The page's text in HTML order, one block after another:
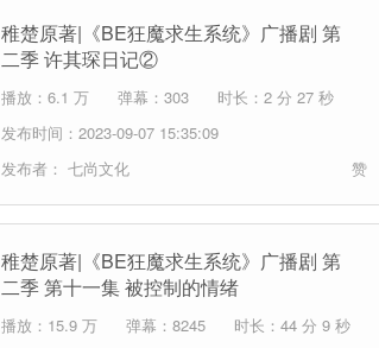
稚楚原著|《BE狂魔求生系统》广播剧 第
二季 许其琛日记②
播放：6.1 万 弹幕：303
时长：2 分 27 秒
发布时间：2023-09-07 15:35:09
发布者： 七尚文化 赞
稚楚原著|《BE狂魔求生系统》广播剧 第
二季 第十一集 被控制的情绪
播放：15.9 万 弹幕：8245
时长：44 分 9 秒